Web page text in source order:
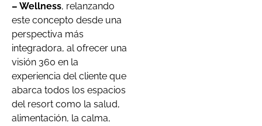
– Wellness, relanzando
este concepto desde una
perspectiva más
integradora, al ofrecer una
visión 360 en la
experiencia del cliente que
abarca todos los espacios
del resort como la salud,
alimentación, la calma,